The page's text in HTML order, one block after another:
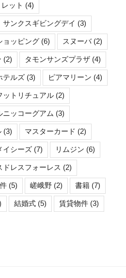
ット (4)
サンクスギビングデイ (3)
ョッピング (6) スヌーバ(2)
(2) タモンサンズプラザ (4)
テルズ (3) ピアマリーン (4)
ットリチュアル (2)
ニッコーグアム (3)
(3) マスターカード (2)
イシーズ (7) リムジン (6)
ドレスフォーレス (2)
(5) 嵯峨野 (2) 書籍 (7)
結婚式 (5) 賃貸物件 (3)